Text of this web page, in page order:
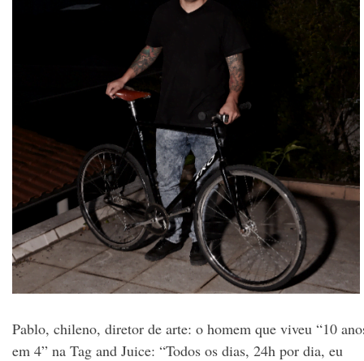
Pablo, chileno, diretor de arte: o homem que viveu “10
em 4” na Tag and Juice: “Todos os dias, 24h por dia, eu